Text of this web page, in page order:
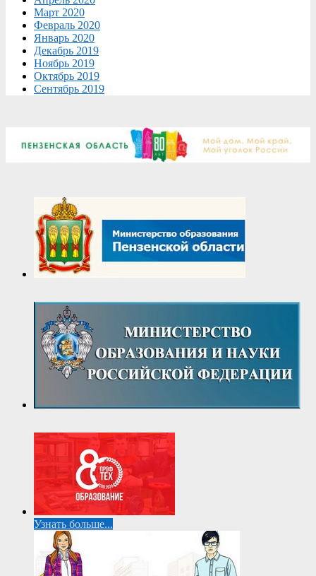
Март 2020
Февраль 2020
Январь 2020
Декабрь 2019
Ноябрь 2019
Октябрь 2019
Сентябрь 2019
Узнать больше...